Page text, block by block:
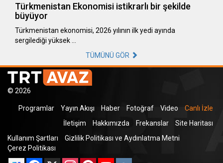
Türkmenistan Ekonomisi istikrarlı bir şekilde
büyüyor
Türkmenistan ekonomisi, 2026 yılının ilk yedi ayında
sergilediği yüksek …
TÜMÜNÜ GÖR
© 2026
Programlar Yayın Akışı Haber Fotoğraf Video
Canlı İzle
İletişim
Hakkımızda Frekanslar
Site Haritası
Kullanım Şartları
Gizlilik Politikası ve Aydınlatma Metni
Çerez Politikası